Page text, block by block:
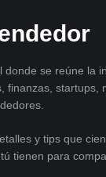
donde se reúne la
finanzas, startups,
y tips que
tienen para